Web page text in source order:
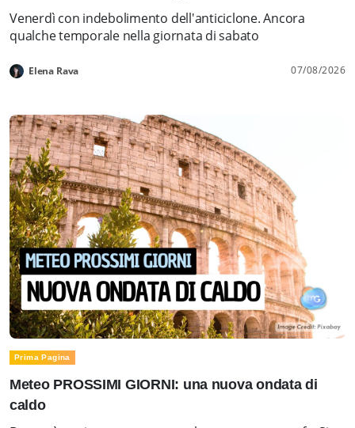
Venerdì con indebolimento dell'anticiclone. Ancora
qualche temporale nella giornata di sabato
Elena Rava 07/08/2026
Prima Pagina
Meteo PROSSIMI GIORNI: una nuova ondata di
caldo